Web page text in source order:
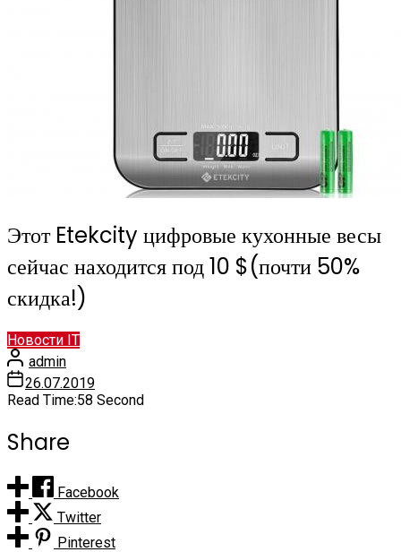
Этот Etekcity цифровые кухонные весы
сейчас находится под 10 $(почти 50%
скидка!)
Новости IT
admin
26.07.2019
Read Time:58 Second
Share
Facebook
Twitter
Pinterest